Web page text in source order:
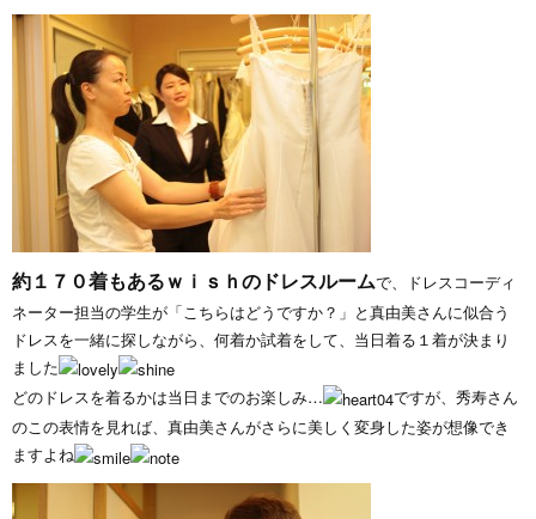
約１７０着もあるｗｉｓｈのドレスルームで、ドレスコーディ
ネーター担当の学生が「こちらはどうですか？」と真由美さんに似合う
ドレスを一緒に探しながら、何着か試着をして、当日着る１着が決まり
ました
どのドレスを着るかは当日までのお楽しみ…
ですが、秀寿さん
のこの表情を見れば、真由美さんがさらに美しく変身した姿が想像でき
ますよね